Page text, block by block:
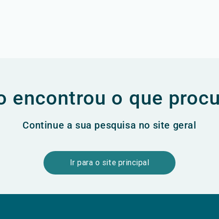
encontrou o que
Continue a sua pesquisa no site geral
Ir para o site principal